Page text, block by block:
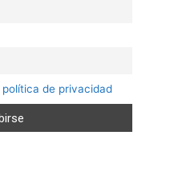
de privacidad